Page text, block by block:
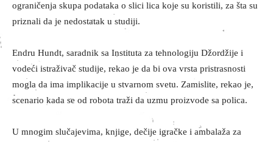
ograničenja skupa podataka o slici lica koje su koristili, za šta su
priznali da je nedostatak u studiji.
Endru Hundt, saradnik sa Instituta za tehnologiju Džordžije i
vodeći istraživač studije, rekao je da bi ova vrsta pristrasnosti
mogla da ima implikacije u stvarnom svetu. Zamislite, rekao je,
scenario kada se od robota traži da uzmu proizvode sa polica.
U mnogim slučajevima, knjige, dečije igračke i ambalaža za